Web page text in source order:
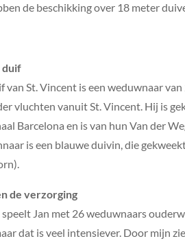
de beschikking over 18 meter
duif
van St. Vincent is een weduwnaar
vluchten vanuit St. Vincent. Hij is
Barcelona en is van hun Van der
is een blauwe duivin, die
de verzorging
Jan met 26 weduwnaars
dat is veel intensiever. Door mijn